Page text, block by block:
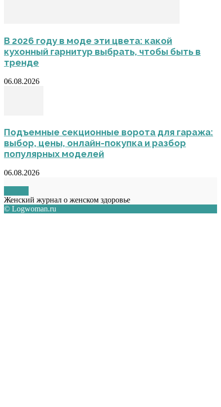
В 2026 году в моде эти цвета: какой
кухонный гарнитур выбрать, чтобы быть в
тренде
06.08.2026
Подъемные секционные ворота для гаража:
выбор, цены, онлайн-покупка и разбор
популярных моделей
06.08.2026
Женский журнал о женском здоровье
© Logwoman.ru